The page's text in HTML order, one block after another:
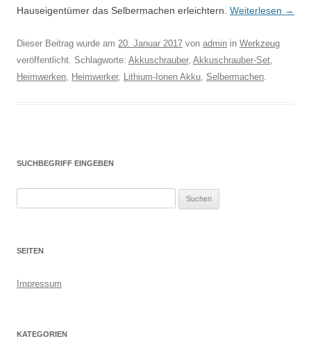
Hauseigentümer das Selbermachen erleichtern. Weiterlesen →
Dieser Beitrag wurde am 20. Januar 2017 von admin in Werkzeug
veröffentlicht. Schlagworte: Akkuschrauber, Akkuschrauber-Set,
Heimwerken, Heimwerker, Lithium-Ionen Akku, Selbermachen.
SUCHBEGRIFF EINGEBEN
h
n
c
SEITEN
Impressum
KATEGORIEN